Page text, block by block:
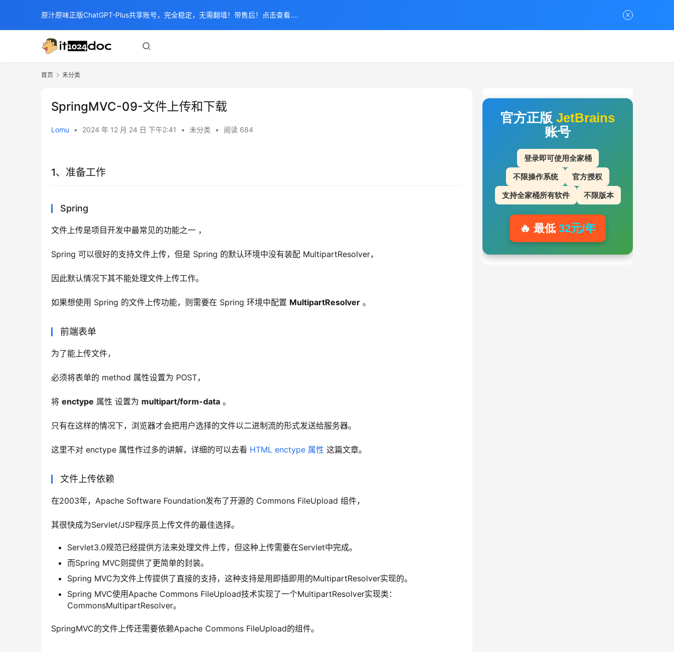
首页 未分类
SpringMVC-09-文件上传和下载
Lomu • 2024 年 12 月 24 日 下午2:41 • 未分类 • 阅读 684
1、准备工作
Spring
文件上传是项目开发中最常见的功能之一 ，
Spring 可以很好的支持文件上传，但是 Spring 的默认环境中没有装配 MultipartResolver，
因此默认情况下其不能处理文件上传工作。
如果想使用 Spring 的文件上传功能，则需要在 Spring 环境中配置 MultipartResolver 。
前端表单
为了能上传文件，
必须将表单的 method 属性设置为 POST，
将 enctype 属性 设置为 multipart/form-data 。
只有在这样的情况下，浏览器才会把用户选择的文件以二进制流的形式发送给服务器。
这里不对 enctype 属性作过多的讲解，详细的可以去看 HTML enctype 属性 这篇文章。
文件上传依赖
在2003年，Apache Software Foundation发布了开源的 Commons FileUpload 组件，
其很快成为Servlet/JSP程序员上传文件的最佳选择。
Servlet3.0规范已经提供方法来处理文件上传，但这种上传需要在Servlet中完成。
而Spring MVC则提供了更简单的封装。
Spring MVC为文件上传提供了直接的支持，这种支持是用即插即用的MultipartResolver实现的。
Spring MVC使用Apache Commons FileUpload技术实现了一个MultipartResolver实现类：
CommonsMultipartResolver。
SpringMVC的文件上传还需要依赖Apache Commons FileUpload的组件。
官方正版 JetBrains
账号
登录即可使用全家桶
不限操作系统 官方授权
支持全家桶所有软件 不限版本
🔥 最低 32元/年
原汁原味正版ChatGPT-Plus共享账号，完全稳定，无需翻墙！带售后！点击查看....